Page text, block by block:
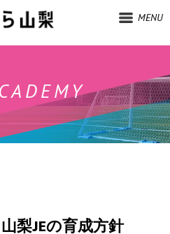
MENU
梨JEの育成方針